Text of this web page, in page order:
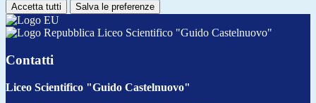
Accetta tutti Salva le preferenze
Liceo Scientifico "Guido Castelnuovo"
Contatti
Liceo Scientifico "Guido Castelnuovo"